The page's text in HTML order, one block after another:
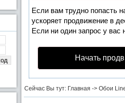
Если вам трудно попасть
ускоряет продвижение в
Если ни один запрос у вас
Начать
Сейчас Вы тут: Главная -> Обои